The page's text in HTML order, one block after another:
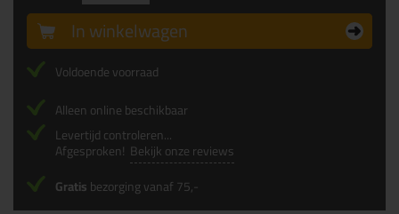
In winkelwagen
Voldoende voorraad
Alleen online beschikbaar
Levertijd controleren...
Afgesproken! Bekijk onze reviews
Gratisbezorging vanaf 75,-